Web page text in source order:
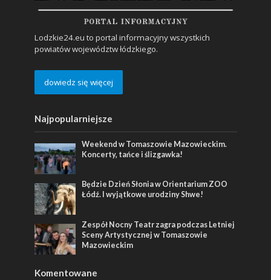
Lodzkie24.eu to portal informacyjny wszystkich
powiatów województw łódzkiego.
dowiedz się więcej
Najpopularniejsze
Weekend w Tomaszowie Mazowieckim.
Koncerty, tańce i ślizgawka!
Będzie Dzień Słonia w Orientarium ZOO
Łódź. I wyjątkowe urodziny Shwe!
Zespół Nocny Teatr zagra podczas Letniej
Sceny Artystycznej w Tomaszowie
Mazowieckim
Komentowane